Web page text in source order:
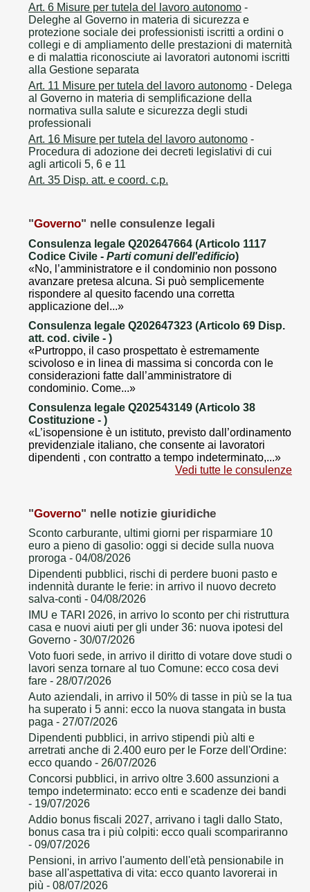
Art. 6 Misure per tutela del lavoro autonomo -
Deleghe al Governo in materia di sicurezza e
protezione sociale dei professionisti iscritti a ordini o
collegi e di ampliamento delle prestazioni di maternità
e di malattia riconosciute ai lavoratori autonomi iscritti
alla Gestione separata
Art. 11 Misure per tutela del lavoro autonomo - Delega
al Governo in materia di semplificazione della
normativa sulla salute e sicurezza degli studi
professionali
Art. 16 Misure per tutela del lavoro autonomo -
Procedura di adozione dei decreti legislativi di cui
agli articoli 5, 6 e 11
Art. 35 Disp. att. e coord. c.p.
"Governo" nelle consulenze legali
Consulenza legale Q202647664 (Articolo 1117
Codice Civile - Parti comuni dell'edificio)
«No, l’amministratore e il condominio non possono
avanzare pretesa alcuna. Si può semplicemente
rispondere al quesito facendo una corretta
applicazione del...»
Consulenza legale Q202647323 (Articolo 69 Disp.
att. cod. civile - )
«Purtroppo, il caso prospettato è estremamente
scivoloso e in linea di massima si concorda con le
considerazioni fatte dall’amministratore di
condominio. Come...»
Consulenza legale Q202543149 (Articolo 38
Costituzione - )
«L’isopensione è un istituto, previsto dall’ordinamento
previdenziale italiano, che consente ai lavoratori
dipendenti , con contratto a tempo indeterminato,...»
Vedi tutte le consulenze
"Governo" nelle notizie giuridiche
Sconto carburante, ultimi giorni per risparmiare 10
euro a pieno di gasolio: oggi si decide sulla nuova
proroga - 04/08/2026
Dipendenti pubblici, rischi di perdere buoni pasto e
indennità durante le ferie: in arrivo il nuovo decreto
salva-conti - 04/08/2026
IMU e TARI 2026, in arrivo lo sconto per chi ristruttura
casa e nuovi aiuti per gli under 36: nuova ipotesi del
Governo - 30/07/2026
Voto fuori sede, in arrivo il diritto di votare dove studi o
lavori senza tornare al tuo Comune: ecco cosa devi
fare - 28/07/2026
Auto aziendali, in arrivo il 50% di tasse in più se la tua
ha superato i 5 anni: ecco la nuova stangata in busta
paga - 27/07/2026
Dipendenti pubblici, in arrivo stipendi più alti e
arretrati anche di 2.400 euro per le Forze dell'Ordine:
ecco quando - 26/07/2026
Concorsi pubblici, in arrivo oltre 3.600 assunzioni a
tempo indeterminato: ecco enti e scadenze dei bandi
- 19/07/2026
Addio bonus fiscali 2027, arrivano i tagli dallo Stato,
bonus casa tra i più colpiti: ecco quali scompariranno
- 09/07/2026
Pensioni, in arrivo l'aumento dell'età pensionabile in
base all'aspettativa di vita: ecco quanto lavorerai in
più - 08/07/2026